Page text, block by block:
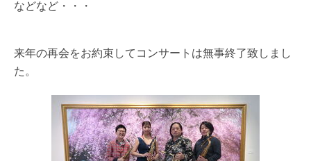
などなど・・・
来年の再会をお約束してコンサートは無事終了致しまし
た。